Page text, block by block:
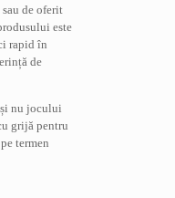
sau de oferit
este
rapid în
de
nu jocului
grijă pentru
termen